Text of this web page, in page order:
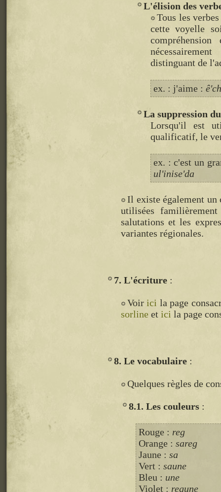
L'élision des
Tous les
cette voyelle
distinguant de
ex. : j'aime :
La suppression
Lorsqu'il est
qualificatif, le
ex. : c'est un
ul'inise'da
Il existe également un
utilisées
salutations et les
variantes régionales.
7. L'écriture
Voir ici la page
sorline et ici la page
8. Le vocabulaire
Quelques règles de
8.1. Les couleurs
Rouge : reg
Orange : sareg
Jaune : sa
Vert : saune
Bleu : une
Violet : regune